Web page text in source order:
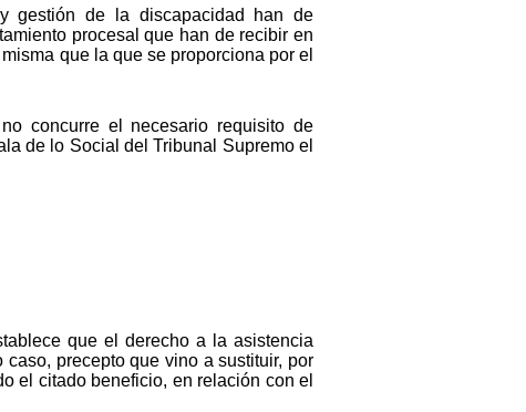
gestión de la discapacidad han de
procesal que han de recibir en
que la que se proporciona por el
concurre el necesario requisito de
de lo Social del Tribunal Supremo el
que el derecho a la asistencia
precepto que vino a sustituir, por
el citado beneficio, en relación con el